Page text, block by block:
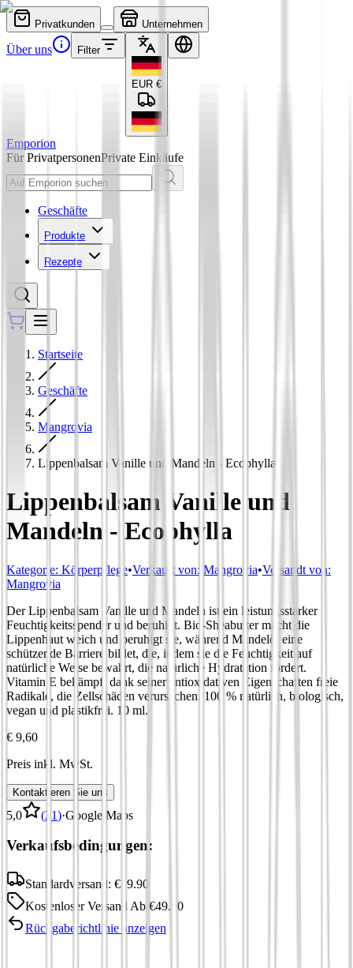
Privatkunden Unternehmen
Über uns Filter
EUR €
Emporion
Für PrivatpersonenPrivate Einkäufe
Geschäfte
Produkte
Rezepte
Startseite
Geschäfte
Mangrovia
Lippenbalsam Vanille und Mandeln - Ecophylla
Lippenbalsam Vanille und
Mandeln - Ecophylla
Kategorie: Körperpflege•Verkauft von: Mangrovia•Versandt von:
Mangrovia
Der Lippenbalsam Vanille und Mandeln ist ein leistungsstarker
Feuchtigkeitsspender und beruhigt. Bio-Sheabutter macht die
Lippenhaut weich und beruhigt sie, während Mandelöl eine
schützende Barriere bildet, die, indem sie die Feuchtigkeit auf
natürliche Weise bewahrt, die natürliche Hydratation fördert.
Vitamin E bekämpft dank seiner antioxidativen Eigenschaften freie
Radikale, die Zellschäden verursachen. 100 % natürlich, biologisch,
vegan und plastikfrei. 10 ml.
€ 9,60
Preis inkl. MwSt.
Kontaktieren Sie uns
5,0 (21)·Google Maps
Verkaufsbedingungen:
Standardversand: € 19.90
Kostenloser Versand Ab €49.90
Rückgaberichtlinie anzeigen